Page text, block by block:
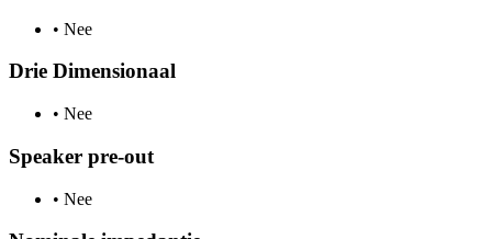
• Nee
Drie Dimensionaal
• Nee
Speaker pre-out
• Nee